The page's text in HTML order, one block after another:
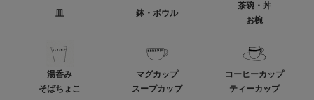
皿 鉢・ボウル
茶碗・丼
お椀
湯呑み
そばちょこ
マグカップ
スープカップ
コーヒーカップ
ティーカップ